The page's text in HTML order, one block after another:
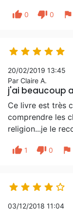
thumb_up 0 thumb_down 0 flag
    
20/02/2019 13:45
Par Claire A.
j'ai beaucoup
Ce livre est très
comprendre les
religion...je le
thumb_up 1 thumb_down 0 flag
    
03/12/2018 11:04